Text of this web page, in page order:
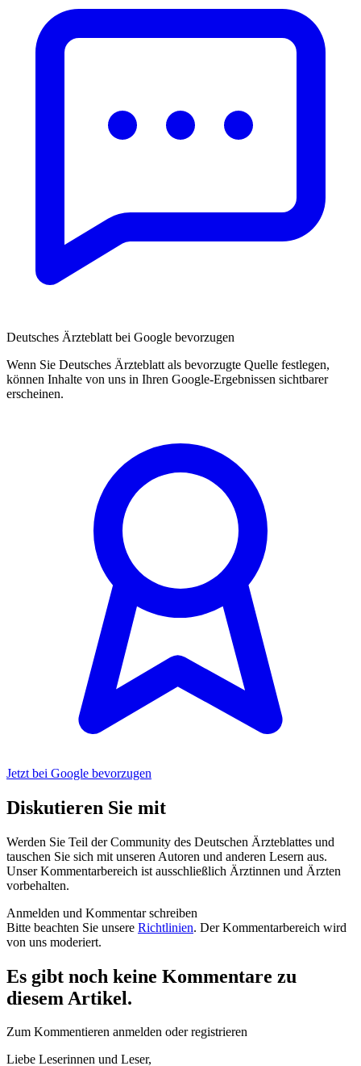
Deutsches Ärzteblatt bei Google bevorzugen
Wenn Sie Deutsches Ärzteblatt als bevorzugte Quelle festlegen,
können Inhalte von uns in Ihren Google-Ergebnissen sichtbarer
erscheinen.
Jetzt bei Google bevorzugen
Diskutieren Sie mit
Werden Sie Teil der Community des Deutschen Ärzteblattes und
tauschen Sie sich mit unseren Autoren und anderen Lesern aus.
Unser Kommentarbereich ist ausschließlich Ärztinnen und Ärzten
vorbehalten.
Anmelden und Kommentar schreiben
Bitte beachten Sie unsere Richtlinien. Der Kommentarbereich wird
von uns moderiert.
Es gibt noch keine Kommentare zu
diesem Artikel.
Zum Kommentieren anmelden oder registrieren
Liebe Leserinnen und Leser,